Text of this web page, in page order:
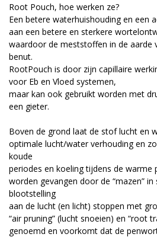
Root Pouch, hoe werken ze?
Een betere waterhuishouding en een
aan een betere en sterkere
waardoor de meststoffen in de aarde
benut.
RootPouch is door zijn capillaire
voor Eb en Vloed systemen,
maar kan ook gebruikt worden met
een gieter.
Boven de grond laat de stof lucht en
optimale lucht/water verhouding en
koude
periodes en koeling tijdens de warme
worden gevangen door de “mazen”
blootstelling
aan de lucht (en licht) stoppen met
“air pruning” (lucht snoeien) en “root
genoemd en voorkomt dat de